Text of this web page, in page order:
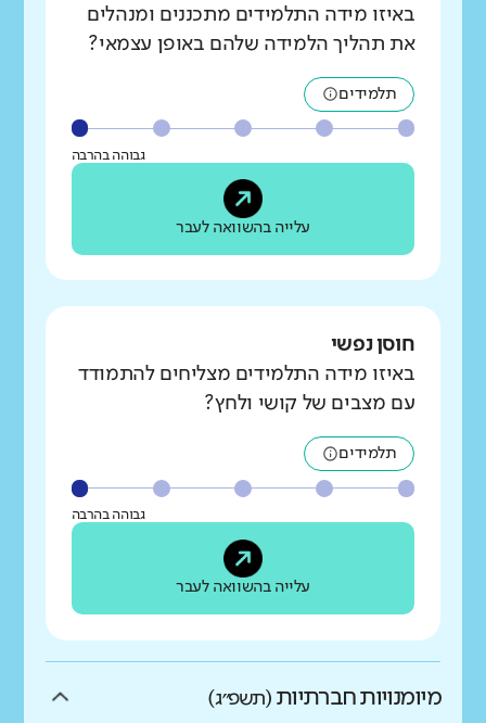
באיזו מידה התלמידים מתכננים ומנהלים
את תהליך הלמידה שלהם באופן עצמאי?
תלמידים
גבוהה בהרבה
עלייה בהשוואה לעבר
חוסן נפשי
באיזו מידה התלמידים מצליחים להתמודד
עם מצבים של קושי ולחץ?
תלמידים
גבוהה בהרבה
עלייה בהשוואה לעבר
מיומנויות חברתיות (תשפ״ג)